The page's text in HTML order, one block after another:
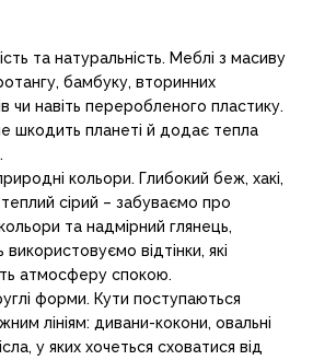
та натуральність. Меблі з масиву
бамбуку, вторинних
чи навіть переробленого пластику.
шкодить планеті й додає тепла
кольори. Глибокий беж, хакі,
теплий сірий – забуваємо про
та надмірний глянець,
використовуємо відтінки, які
атмосферу спокою.
форми. Кути поступаються
лініям: дивани-кокони, овальні
у яких хочеться сховатися від